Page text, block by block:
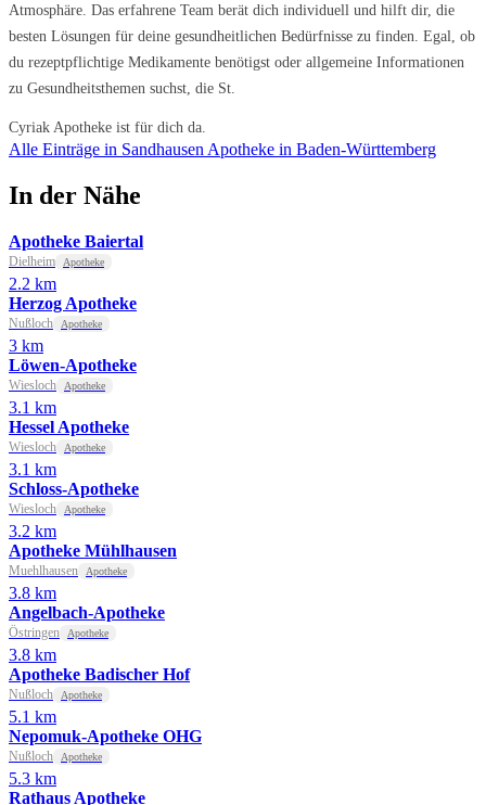
Atmosphäre. Das erfahrene Team berät dich individuell und hilft dir, die
besten Lösungen für deine gesundheitlichen Bedürfnisse zu finden. Egal, ob
du rezeptpflichtige Medikamente benötigst oder allgemeine Informationen
zu Gesundheitsthemen suchst, die St.
Cyriak Apotheke ist für dich da.
Alle Einträge in Sandhausen Apotheke in Baden-Württemberg
In der Nähe
Apotheke Baiertal
Dielheim Apotheke
2.2 km
Herzog Apotheke
Nußloch Apotheke
3 km
Löwen-Apotheke
Wiesloch Apotheke
3.1 km
Hessel Apotheke
Wiesloch Apotheke
3.1 km
Schloss-Apotheke
Wiesloch Apotheke
3.2 km
Apotheke Mühlhausen
Muehlhausen Apotheke
3.8 km
Angelbach-Apotheke
Östringen Apotheke
3.8 km
Apotheke Badischer Hof
Nußloch Apotheke
5.1 km
Nepomuk-Apotheke OHG
Nußloch Apotheke
5.3 km
Rathaus Apotheke